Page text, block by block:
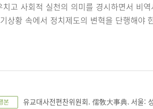
고 사회적 실천의 의미를 경시하면서 비
상황 속에서 정치제도의 변혁을 단행해야
본 유교대사전편찬위원회. 儒敎大事典. 서울: